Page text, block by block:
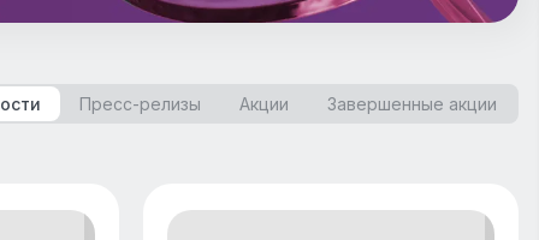
Пресс-релизы Акции Завершенные акции